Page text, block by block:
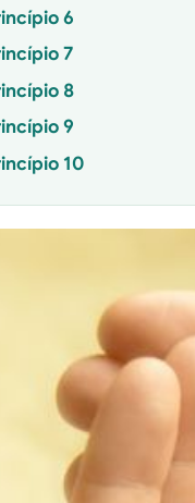
6
7
8
9
10